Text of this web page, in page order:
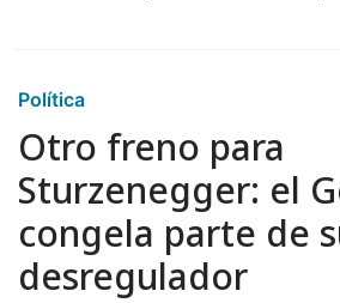
Política
Otro freno para
Sturzenegger: el
congela parte de
desregulador